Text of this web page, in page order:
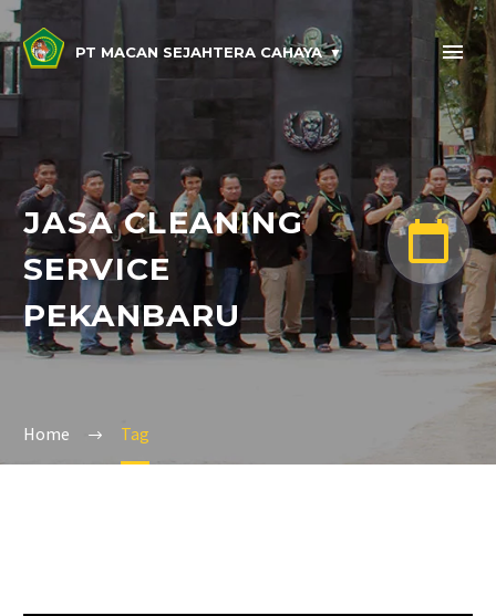
PT MACAN SEJAHTERA CAHAYA


JASA CLEANING
SERVICE
PEKANBARU
Home Tag